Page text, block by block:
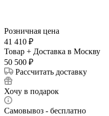
Розничная цена
41 410 ₽
Товар + Доставка в Москву
50 500 ₽
Рассчитать доставку
Хочу в подарок
Самовывоз - бесплатно